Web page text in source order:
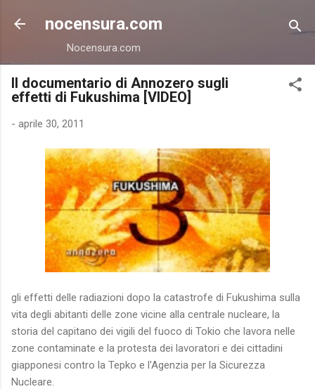
Passa ai contenuti principali
nocensura.com
Nocensura.com
Il documentario di Annozero sugli
effetti di Fukushima [VIDEO]
- aprile 30, 2011
gli effetti delle radiazioni dopo la catastrofe di Fukushima sulla
vita degli abitanti delle zone vicine alla centrale nucleare, la
storia del capitano dei vigili del fuoco di Tokio che lavora nelle
zone contaminate e la protesta dei lavoratori e dei cittadini
giapponesi contro la Tepko e l'Agenzia per la Sicurezza
Nucleare.